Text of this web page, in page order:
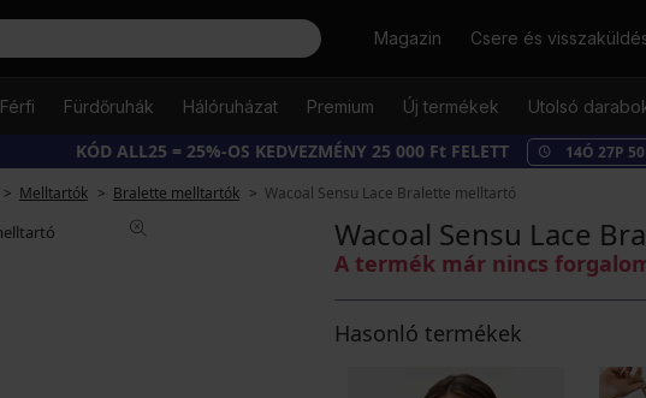
KeresésMagazin Csere és
Férfi Fürdőruhák Hálóruházat Premium Új termékek Utolsó
KÓD ALL25 = 25%-OS KEDVEZMÉNY 25 000 Ft FELETT 14Ó 27P 49
Melltartók Bralette melltartók Wacoal Sensu Lace Bralette melltartó
Wacoal Sensu Lace
A termék már nincs
Hasonló termékek